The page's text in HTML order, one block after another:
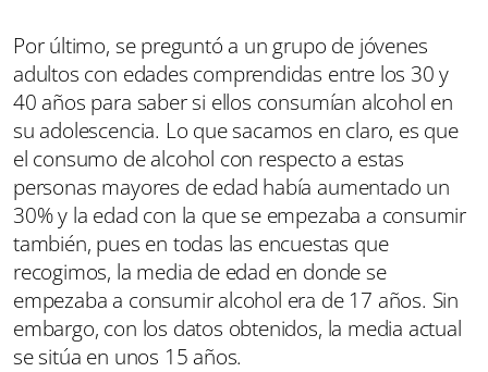
Por último, se preguntó a un grupo de jóvenes
adultos con edades comprendidas entre los 30 y
40 años para saber si ellos consumían alcohol en
su adolescencia. Lo que sacamos en claro, es que
el consumo de alcohol con respecto a estas
personas mayores de edad había aumentado un
30% y la edad con la que se empezaba a consumir
también, pues en todas las encuestas que
recogimos, la media de edad en donde se
empezaba a consumir alcohol era de 17 años. Sin
embargo, con los datos obtenidos, la media actual
se sitúa en unos 15 años.